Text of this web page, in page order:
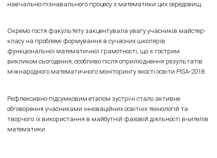
навчально-пізнавального процесу з математики цих середовищ.
Окремо гостя факультету закцентувала увагу учасників майстер-
класу на проблемі формування в сучасних школярів
функціональної математичної грамотності, що є гострим
викликом сьогодення, особливо після оприлюднення результатів
міжнародного математичного моніторингу якості освіти PISA-2018.
Рефлексивно-підсумковим етапом зустрічі стало активне
обговорення учасниками інноваційних освітніх технологій та
творчого їх використання в майбутній фаховій діяльності вчителів
математики.